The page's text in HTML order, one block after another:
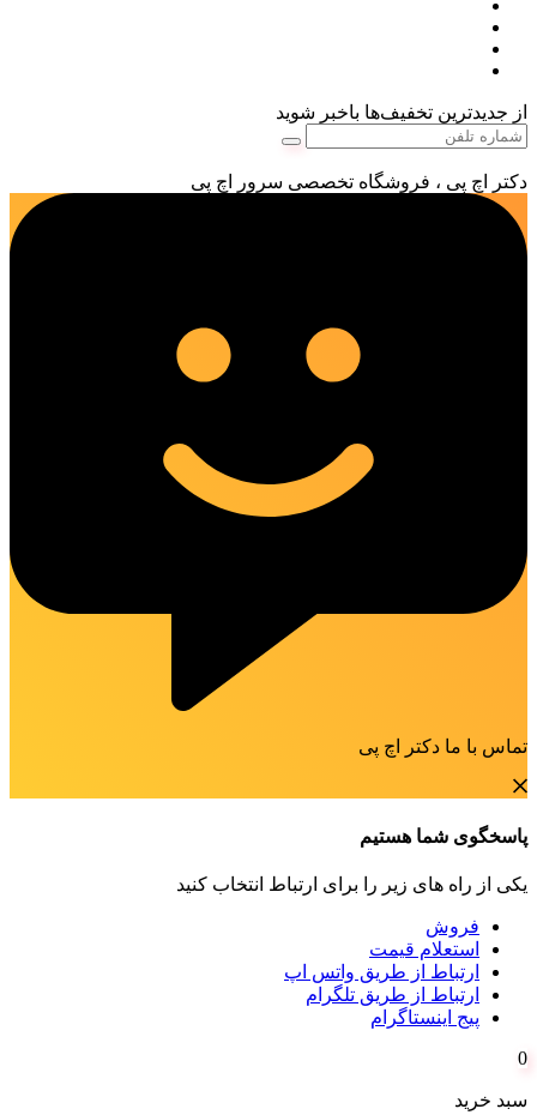
از جدیدترین تخفیف‌ها باخبر شوید
دکتر اچ پی ، فروشگاه تخصصی سرور اچ پی
تماس با ما دکتر اچ پی
پاسخگوی شما هستیم
یکی از راه های زیر را برای ارتباط انتخاب کنید
فروش
استعلام قیمت
ارتباط از طریق واتس اپ
ارتباط از طریق تلگرام
پیج اینستاگرام
0
سبد خرید